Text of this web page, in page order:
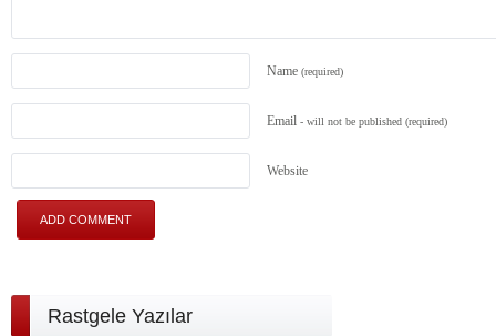
Name (required)
Email - will not be published (required)
Website
Rastgele Yazılar